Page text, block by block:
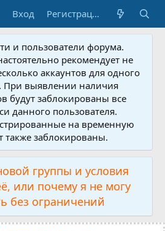
Вход Регистрация
и пользователи форума.
рекомендует не
аккаунтов для одного
При выявлении наличия
будут заблокированы все
данного пользователя.
на временную
также заблокированы.
группы и условия
или почему я не могу
без ограничений